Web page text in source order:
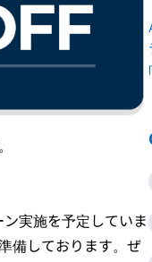
実施を予定していま
備しております。ぜ